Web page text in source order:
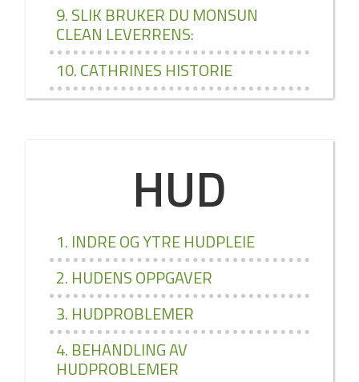
9. SLIK BRUKER DU MONSUN
CLEAN LEVERRENS:
10. CATHRINES HISTORIE
HUD
1. INDRE OG YTRE HUDPLEIE
2. HUDENS OPPGAVER
3. HUDPROBLEMER
4. BEHANDLING AV
HUDPROBLEMER